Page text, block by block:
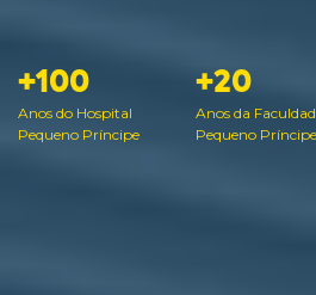
+100
Anos do Hospital
Pequeno Príncipe
+20
Anos da
Pequeno Príncipe